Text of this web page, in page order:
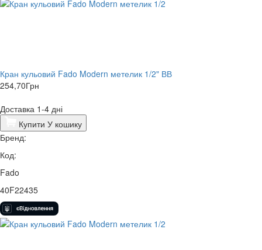
Кран кульовий Fado Modern метелик 1/2" ВВ
254,70Грн
Доставка 1-4 дні
Купити У кошику
Бренд:
Код:
Fado
40F22435